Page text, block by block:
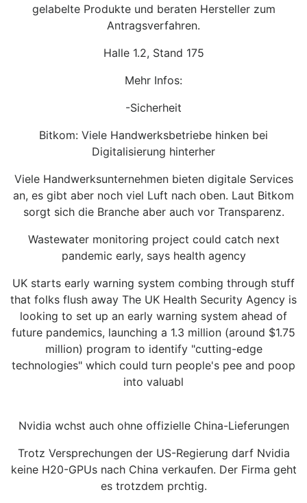
gelabelte Produkte und beraten Hersteller zum
Antragsverfahren.
Halle 1.2, Stand 175
Mehr Infos:
-Sicherheit
Bitkom: Viele Handwerksbetriebe hinken bei
Digitalisierung hinterher
Viele Handwerksunternehmen bieten digitale Services
an, es gibt aber noch viel Luft nach oben. Laut Bitkom
sorgt sich die Branche aber auch vor Transparenz.
Wastewater monitoring project could catch next
pandemic early, says health agency
UK starts early warning system combing through stuff
that folks flush away The UK Health Security Agency is
looking to set up an early warning system ahead of
future pandemics, launching a 1.3 million (around $1.75
million) program to identify "cutting-edge
technologies" which could turn people's pee and poop
into valuabl
Nvidia wchst auch ohne offizielle China-Lieferungen
Trotz Versprechungen der US-Regierung darf Nvidia
keine H20-GPUs nach China verkaufen. Der Firma geht
es trotzdem prchtig.